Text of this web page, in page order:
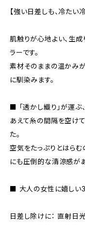
【強い日差しも、冷たい
肌触りが心地よい、生
ラーです。
素材そのままの温かみ
に馴染みます。
■ 「透かし織り」が運ぶ
あえて糸の間隔を空け
た。
空気をたっぷりとはらむ
にも圧倒的な清涼感があ
■ 大人の女性に嬉しい3
日差し除けに： 直射日